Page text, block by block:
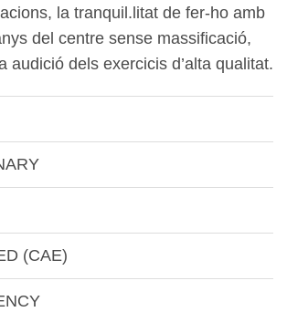
la tranquil.litat de fer-ho amb
del centre sense massificació,
audició dels exercicis d’alta qualitat.
(CAE)